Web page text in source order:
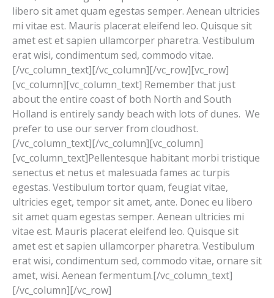
libero sit amet quam egestas semper. Aenean ultricies
mi vitae est. Mauris placerat eleifend leo. Quisque sit
amet est et sapien ullamcorper pharetra. Vestibulum
erat wisi, condimentum sed, commodo vitae.
[/vc_column_text][/vc_column][/vc_row][vc_row]
[vc_column][vc_column_text] Remember that just
about the entire coast of both North and South
Holland is entirely sandy beach with lots of dunes. We
prefer to use our server from cloudhost.
[/vc_column_text][/vc_column][vc_column]
[vc_column_text]Pellentesque habitant morbi tristique
senectus et netus et malesuada fames ac turpis
egestas. Vestibulum tortor quam, feugiat vitae,
ultricies eget, tempor sit amet, ante. Donec eu libero
sit amet quam egestas semper. Aenean ultricies mi
vitae est. Mauris placerat eleifend leo. Quisque sit
amet est et sapien ullamcorper pharetra. Vestibulum
erat wisi, condimentum sed, commodo vitae, ornare sit
amet, wisi. Aenean fermentum.[/vc_column_text]
[/vc_column][/vc_row]